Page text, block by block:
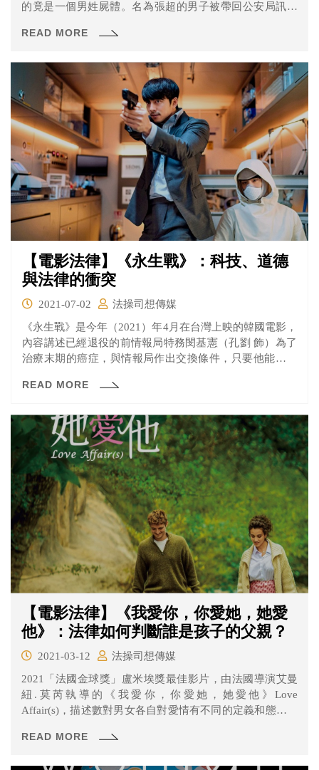
的竟是一個男姓屍體。名為張超的男子被帶回公安局訊問
純的殺人後棄屍案件，沒想到在開庭時張超卻反稱自己是
回頭檢視證據時，卻發現從頭到尾都只有被告的自白，其
餘補強證據卻完全沒有辦法證明被告有罪。公安完全一頭
霧水，不曉得張超為何在問案時要刻意認罪？難不成只是
為了擺公安一道？但是在經過追查之後，發現了他真正的
目的……
READ MORE
【電影法律】《永生戰》：科技、道德
與法律的衝突
2021-07-02
法操司想傳媒
《永生戰》是今年（2021）年4月在台灣上映的韓國電影，
內容講述已經退役的前情報局特務閔基憲（孔劉 飾）為了
治療末期的癌症，與情報局作出交換條件，只要他能保護
秘的特性獲得治療。
READ MORE
【電影法律】《我愛你，你愛她，她愛
他》：法律如何判斷誰是孩子的父親？
2021-03-12
法操司想傳媒
2021「法國金球獎」盧米埃獎最佳影片，由法國導演艾曼
紐.莫芮執導的《我愛你，你愛她，她愛他》Love
Affair(s)，描述數對男女各自對愛情有不同的定義和態度，
READ MORE